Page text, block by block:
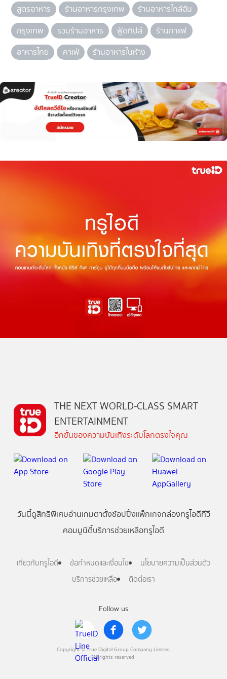
สูตรอาหาร ร้านอาหารกรุงเทพ
ร้านอาหารใกล้ฉัน
กรุงเทพ
รวมร้านอาหาร ฟู้ดทิปส์
ร้านกาแฟ
อาหารไทย
คาเฟ่ ร้านอาหารในห้าง
Follow us
Copyright © True Digital Group Company Limited.
All rights reserved
THE NEXT WORLD-CLASS SMART
ENTERTAINMENT
อีกขั้นของความบันเทิงระดับโลกตรงใจคุณ
วันนี้ดูสิทธิพิเศษอ่านเกมตาตั้งช้อปปิ้งแพ็กเกจกล่องทรูไอดีทีวี
คอมมูนิตี้บริการช่วยเหลือทรูไอดี
เกี่ยวกับทรูไอดี ข้อกำหนดและเงื่อนไข
นโยบายความเป็นส่วนตัว
บริการช่วยเหลือ
ติดต่อเรา